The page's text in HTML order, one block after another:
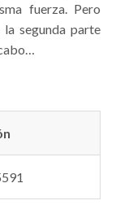
fuerza. Pero
segunda parte